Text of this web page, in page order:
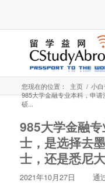
您现在的位置： 主页 / 小
985大学金融专业本科，申
硕...
985大学金融
士，是选择去
士，还是悉尼
2021年10月27日 通